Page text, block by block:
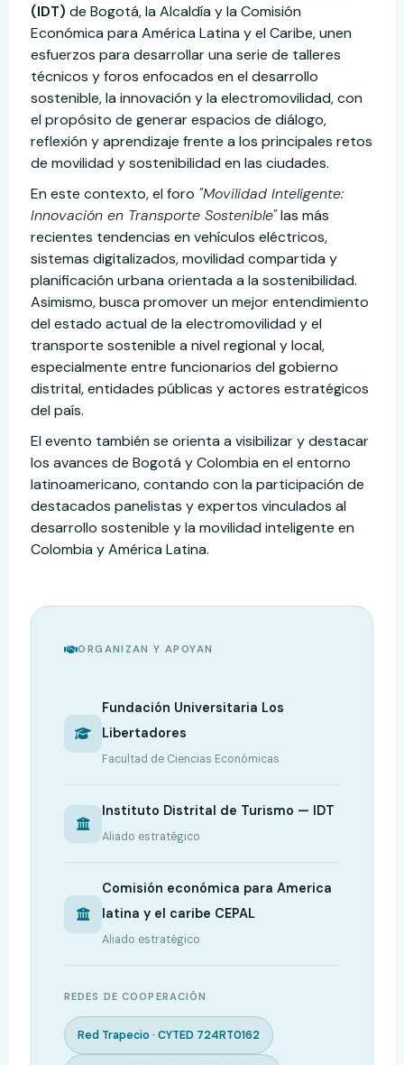
(IDT) de Bogotá, la Alcaldía y la Comisión
Económica para América Latina y el Caribe, unen
esfuerzos para desarrollar una serie de talleres
técnicos y foros enfocados en el desarrollo
sostenible, la innovación y la electromovilidad, con
el propósito de generar espacios de diálogo,
reflexión y aprendizaje frente a los principales retos
de movilidad y sostenibilidad en las ciudades.
En este contexto, el foro "Movilidad Inteligente:
Innovación en Transporte Sostenible"las más
recientes tendencias en vehículos eléctricos,
sistemas digitalizados, movilidad compartida y
planificación urbana orientada a la sostenibilidad.
Asimismo, busca promover un mejor entendimiento
del estado actual de la electromovilidad y el
transporte sostenible a nivel regional y local,
especialmente entre funcionarios del gobierno
distrital, entidades públicas y actores estratégicos
del país.
El evento también se orienta a visibilizar y destacar
los avances de Bogotá y Colombia en el entorno
latinoamericano, contando con la participación de
destacados panelistas y expertos vinculados al
desarrollo sostenible y la movilidad inteligente en
Colombia y América Latina.
ORGANIZAN Y APOYAN
Fundación Universitaria Los
Libertadores
Facultad de Ciencias Económicas
Instituto Distrital de Turismo — IDT
Aliado estratégico
Comisión económica para America
latina y el caribe CEPAL
Aliado estratégico
REDES DE COOPERACIÓN
Red Trapecio · CYTED 724RT0162